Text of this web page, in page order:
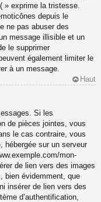
» exprime la tristesse.
depuis le
ne pas abuser des
message illisible et un
le supprimer
également limiter le
à un message.
Haut
Si les
de pièces jointes, vous
le cas contraire, vous
hébergée sur un serveur
mon-
de lien vers des images
bien évidemment, que
insérer de lien vers des
d’authentification,